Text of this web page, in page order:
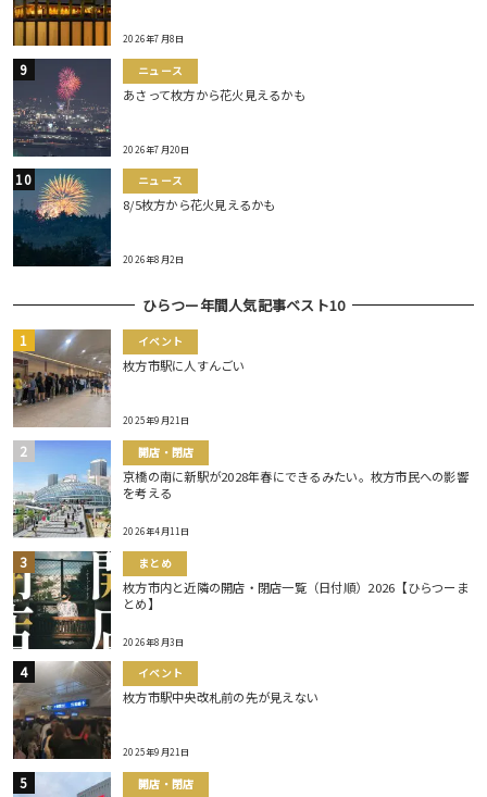
2026年7月8日
ニュース
あさって枚方から花火見えるかも
2026年7月20日
ニュース
8/5枚方から花火見えるかも
2026年8月2日
ひらつー年間人気記事ベスト10
イベント
枚方市駅に人すんごい
2025年9月21日
開店・閉店
京橋の南に新駅が2028年春にできるみたい。枚方市民への影響
を考える
2026年4月11日
まとめ
枚方市内と近隣の開店・閉店一覧（日付順）2026【ひらつーま
とめ】
2026年8月3日
イベント
枚方市駅中央改札前の先が見えない
2025年9月21日
開店・閉店